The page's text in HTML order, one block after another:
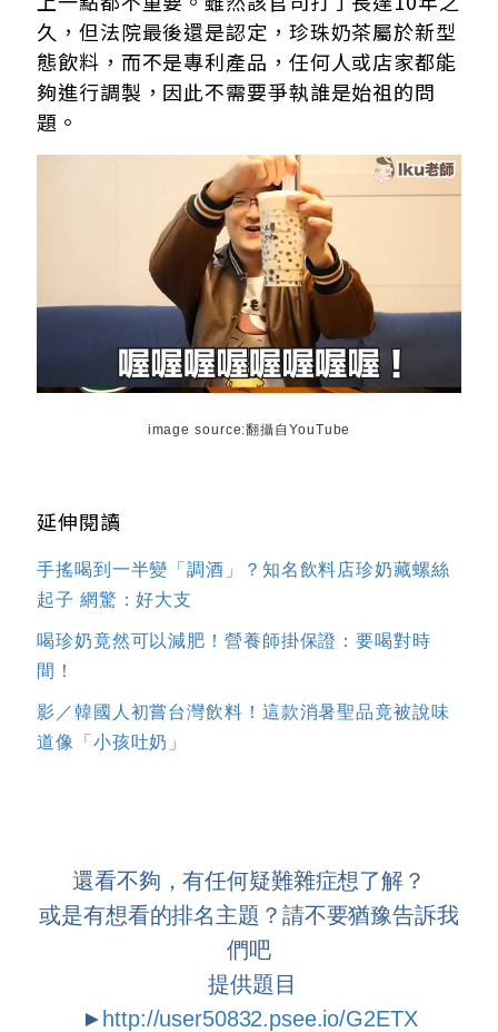
久，但法院最後還是認定，珍珠奶茶屬於新型
態飲料，而不是專利產品，任何人或店家都能
夠進行調製，因此不需要爭執誰是始祖的問
題。
image source:翻攝自YouTube
延伸閱讀
手搖喝到一半變「調酒」？知名飲料店珍奶藏螺絲
起子 網驚：好大支
喝珍奶竟然可以減肥！營養師掛保證：要喝對時
間！
影／韓國人初嘗台灣飲料！這款消暑聖品竟被說味
道像「小孩吐奶」
還看不夠，有任何疑難雜症想了解？
或是有想看的排名主題？請不要猶豫告訴我
們吧
提供題目
► http://user50832.psee.io/G2ETX